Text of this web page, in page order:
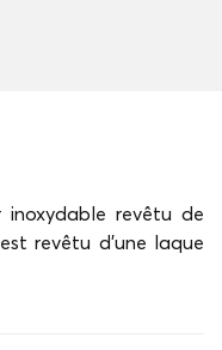
revêtu de
revêtu d’une laque